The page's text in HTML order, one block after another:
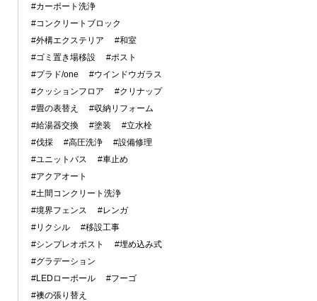
#カーポート洗浄
#コンクリートブロック
#外構エクステリア
#和室
#ゴミ置き場移設
#ポスト
#プラド/one
#ウインドウガラス
#クッションフロア
#クリナップ
#畳の表替え
#収納リフォーム
#給湯器交換
#塗装
#立水栓
#伐採
#高圧洗浄
#設備修理
#ユニットバス
#車止め
#アクアオート
#土間コンクリート洗浄
#境界フェンス
#レンガ
#リクシル
#移設工事
#シンプレオポスト
#埋め込み式
#グラデーション
#LEDローポール
#フーゴ
#襖の張り替え